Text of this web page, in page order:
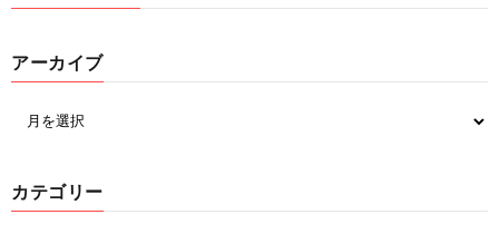
アーカイブ
カテゴリー